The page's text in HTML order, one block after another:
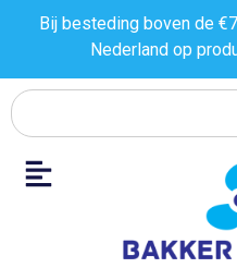
Bij besteding boven de
Nederland op